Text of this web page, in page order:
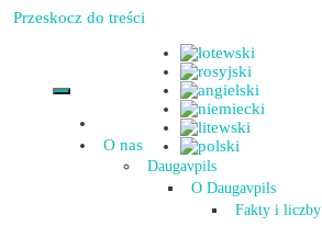
Przeskocz do treści
O nas
Daugavpils
O Daugavpils
Fakty i liczby